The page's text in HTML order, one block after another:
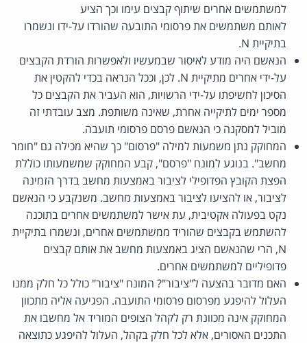
למשתמשים אחרים שיתוף קבצים עימו וכך הציע
לאותם משתמשים את פרסומי התובעה שהורדו על-ידו ונשמרו
בתיקיית N.
הנאשם היה מודע לאיסור שבמעשיו ולאפשרות הורדת הקבצים
על-ידי אחרים מתיקיית N. לכן, וככל הנראה בכדי להקטין את
הסיכון לחשיפתו על-ידי הרשויות, הוא העביר את הקבצים כל
מספר ימים לתיקייה אחרת, שאינה משותפת. מצב עובדתי זה
מוביל למסקנה כי הנאשם פרסם פרסומי תועבה.
המחוקק נתן משמעות למילה "פרסום" כך שהיא מכילה גם "חומר
מחשב". בנוגע למונח "פרסם", קבע המחוקק שמשמעותו כוללת
הפצת הקובץ הפדופילי לציבור באמצעות מחשב בדרך הזמינה
לציבור, או להציעו לציבור באמצעות מחשב. משנקבע כי הנאשם
נקט בפעולה אקטיבית, עת אישר למשתמשים אחרים בתוכנה
להשתמש בקבצים שהוריד ממשתמשים אחרים, ונשמרו בתיקיית
N, הרי שהנאשם הציג באמצעות מחשב את אותם קבצים
פדופיליים למשתמשים אחרים.
האם מדובר בהצעה ל"ציבור"? המונח "ציבור" כולל כל חלק ממנו
העלול להיפגע מפרסום פרסומי התועבה. הפגיעה אליה מתכוון
המחוקק אינה מכוונת רק לקהל הצופים המוריד אל מחשבו את
התכנים האסורים, אלא לכל חלק בקהל, העלול להיפגע כתוצאה